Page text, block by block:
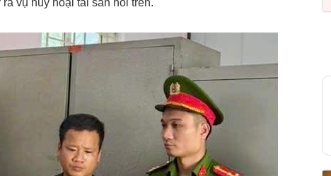
vụ hủy hoại tài sản nói trên.